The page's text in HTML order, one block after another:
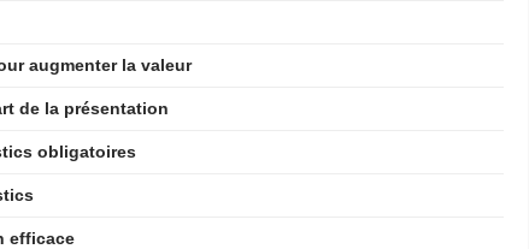
augmenter la valeur
de la présentation
obligatoires
efficace